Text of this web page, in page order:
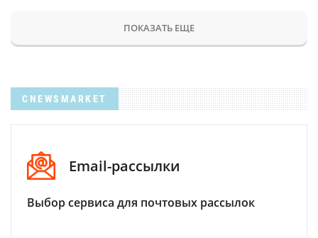
ПОКАЗАТЬ ЕЩЕ
CNEWSMARKET
Email-рассылки
Выбор сервиса для почтовых рассылок